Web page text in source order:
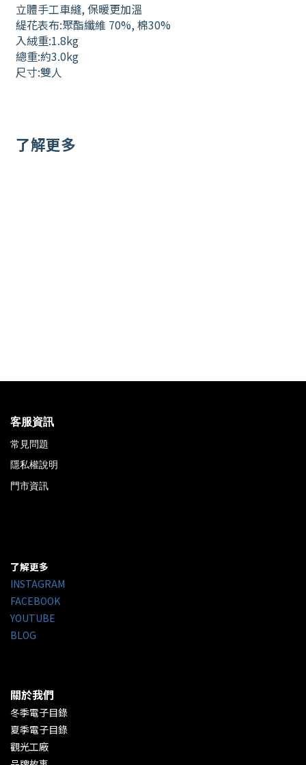
立體手工車縫, 保暖更加溫
緹花表布:聚酯纖維 70%, 棉30%
入絨重:1.8kg
總重:約3.0kg
尺寸:雙人
了解更多
客服資訊
常見問題
隱私權說明
門市資訊
了解更多
INSTAGRAM
FACEBOOK
YOUTUBE
BLOG
關於我們
冬季電子目錄
夏季電子目錄
觀光工廠